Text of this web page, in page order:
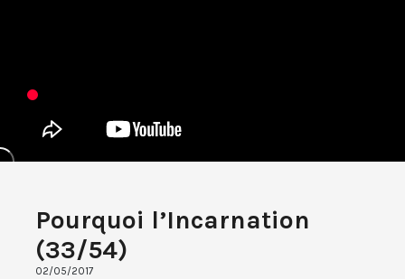
Pourquoi l’Incarnation
(33/54)
02/05/2017